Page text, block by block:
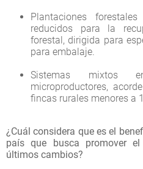
Plantaciones
reducidos para la
forestal, dirigida para
para embalaje.
Sistemas mixtos
microproductores,
fincas rurales menores a
¿Cuál considera que es el
país que busca promover
últimos cambios?